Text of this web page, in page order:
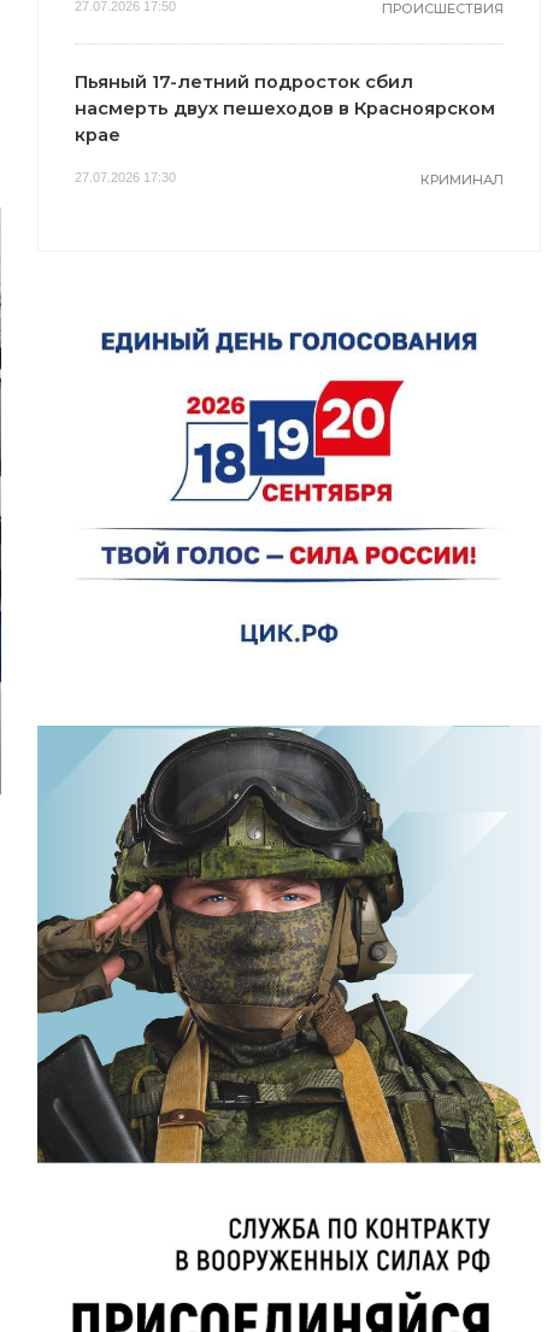
27.07.2026 17:50 ПРОИСШЕСТВИЯ
Пьяный 17-летний подросток сбил
насмерть двух пешеходов в Красноярском
крае
27.07.2026 17:30 КРИМИНАЛ